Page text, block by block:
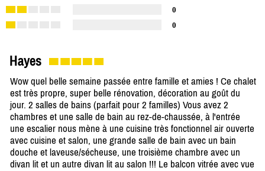
0
0
Hayes
Wow quel belle semaine passée entre famille et amies ! Ce chalet
est très propre, super belle rénovation, décoration au goût du
jour. 2 salles de bains (parfait pour 2 familles) Vous avez 2
chambres et une salle de bain au rez-de-chaussée, à l'entrée
une escalier nous mène à une cuisine très fonctionnel air ouverte
avec cuisine et salon, une grande salle de bain avec un bain
douche et laveuse/sécheuse, une troisième chambre avec un
divan lit et un autre divan lit au salon !!! Le balcon vitrée avec vue